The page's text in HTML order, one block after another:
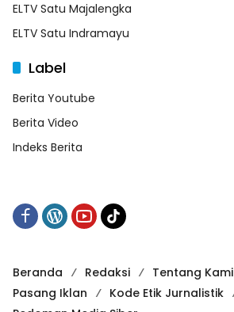
ELTV Satu Majalengka
ELTV Satu Indramayu
Label
Berita Youtube
Berita Video
Indeks Berita
Beranda Redaksi Tentang Kami
Pasang Iklan
Kode Etik Jurnalistik